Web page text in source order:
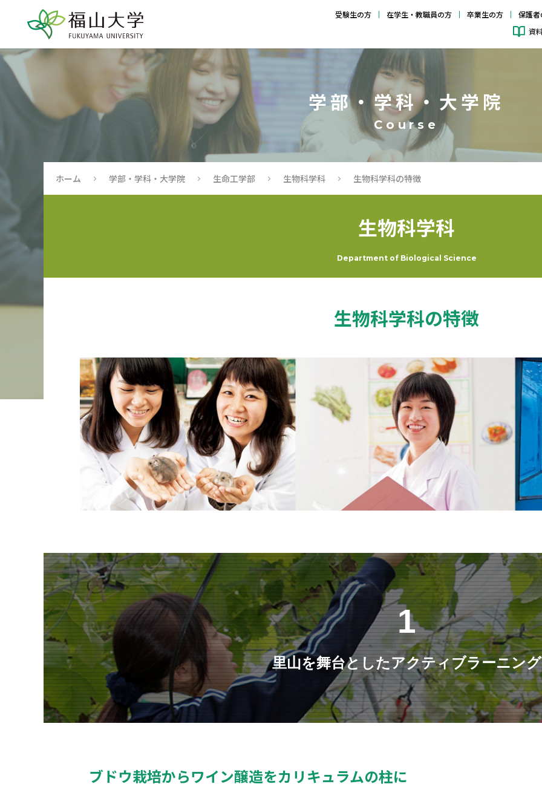
受験生の方 在学生・教職員の方 卒業生の方
保護者
資
学部・学科・大学院
ホーム 学部・学科・大学院 生命工学部 生物科学科 生物科学科の特徴
生物科学科
Department of Biological Science
生物科学科の特徴
1
里山を舞台としたアクティブラーニング
ブドウ栽培からワイン醸造をカリキュラムの柱に